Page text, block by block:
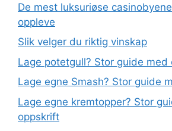
De mest luksuriøse
oppleve
Slik velger du riktig vinskap
Lage potetgull? Stor guide med
Lage egne Smash? Stor guide
Lage egne kremtopper? Stor
oppskrift